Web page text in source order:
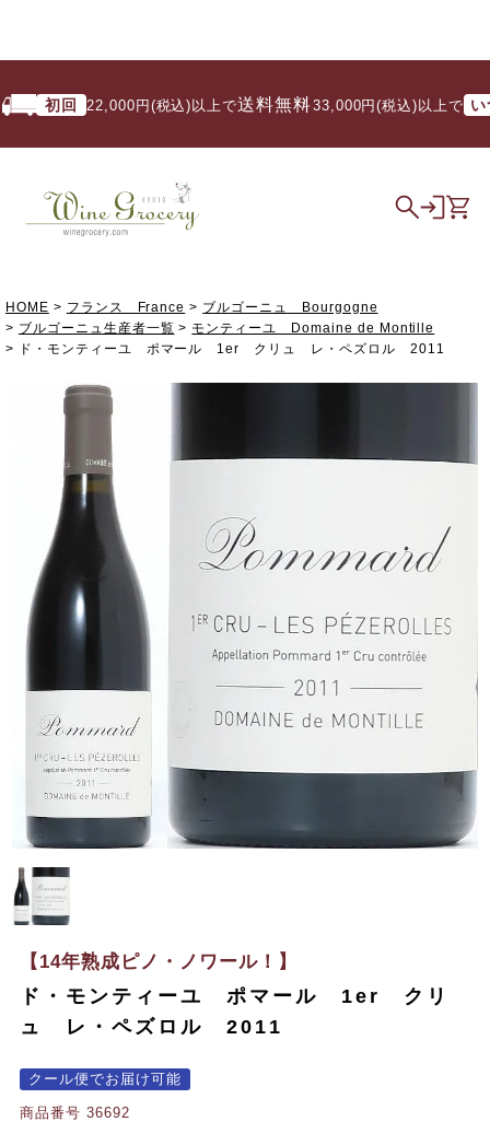
初回 22,000円(税込)以上で送料無料/ 33,000円(税込)以上で いつで
HOME フランス France
ブルゴーニュ Bourgogne
ブルゴーニュ生産者一覧
モンティーユ Domaine de Montille
ド・モンティーユ ポマール 1er クリュ レ・ペズロル 2011
【14年熟成ピノ・ノワール！】
ド・モンティーユ ポマール 1er クリ
ュ レ・ペズロル 2011
クール便でお届け可能
商品番号 36692